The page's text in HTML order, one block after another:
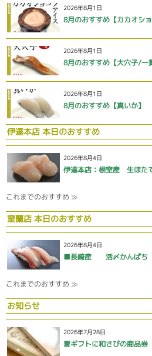
2026年8月1日
8月のおすすめ【カカオショ
2026年8月1日
8月のおすすめ【大穴子/一
2026年8月1日
8月のおすすめ【真いか】
伊達本店 本日のおすすめ
2026年8月4日
伊達本店：根室産 生ほた
これまでのおすすめ ≫
室蘭店 本日のおすすめ
2026年8月4日
■長崎産 活〆かんぱ
これまでのおすすめ ≫
お知らせ
2026年7月28日
夏ギフトに和さびの商品券